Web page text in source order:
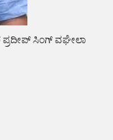
ಸಿಂಗ್ ವಘೇಲಾ